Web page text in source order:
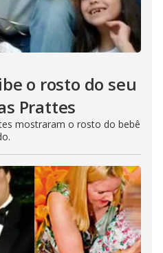
o rosto do seu
Prattes
mostraram o rosto do bebê